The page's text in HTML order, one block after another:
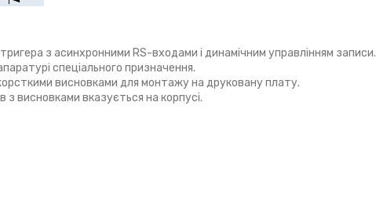
з асинхронними RS-входами і динамічним управлінням записи.
спеціального призначення.
висновками для монтажу на друковану плату.
з висновками вказується на корпусі.